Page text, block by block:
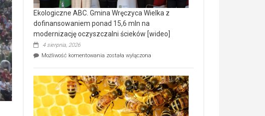
Ekologiczne ABC. Gmina Wręczyca Wielka z
dofinansowaniem ponad 15,6 mln na
modernizację oczyszczalni ścieków [wideo]
4 sierpnia, 2026
Możliwość komentowania Ekologiczne
Wręczyca
Wielka
z
dofinansowaniem
ponad
została wyłączona